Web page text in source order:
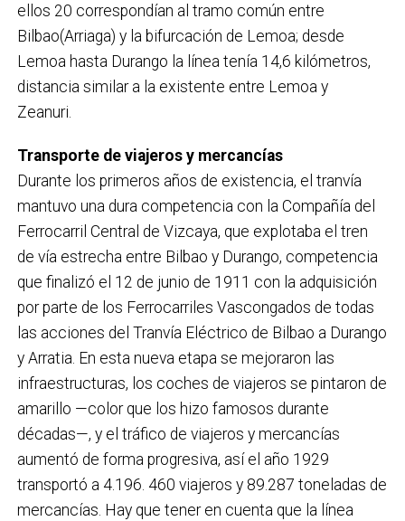
ellos 20 correspondían al tramo común entre
Bilbao(Arriaga) y la bifurcación de Lemoa; desde
Lemoa hasta Durango la línea tenía 14,6 kilómetros,
distancia similar a la existente entre Lemoa y
Zeanuri.
Transporte de viajeros y mercancías
Durante los primeros años de existencia, el tranvía
mantuvo una dura competencia con la Compañía del
Ferrocarril Central de Vizcaya, que explotaba el tren
de vía estrecha entre Bilbao y Durango, competencia
que finalizó el 12 de junio de 1911 con la adquisición
por parte de los Ferrocarriles Vascongados de todas
las acciones del Tranvía Eléctrico de Bilbao a Durango
y Arratia. En esta nueva etapa se mejoraron las
infraestructuras, los coches de viajeros se pintaron de
amarillo —color que los hizo famosos durante
décadas—, y el tráfico de viajeros y mercancías
aumentó de forma progresiva, así el año 1929
transportó a 4.196. 460 viajeros y 89.287 toneladas de
mercancías. Hay que tener en cuenta que la línea